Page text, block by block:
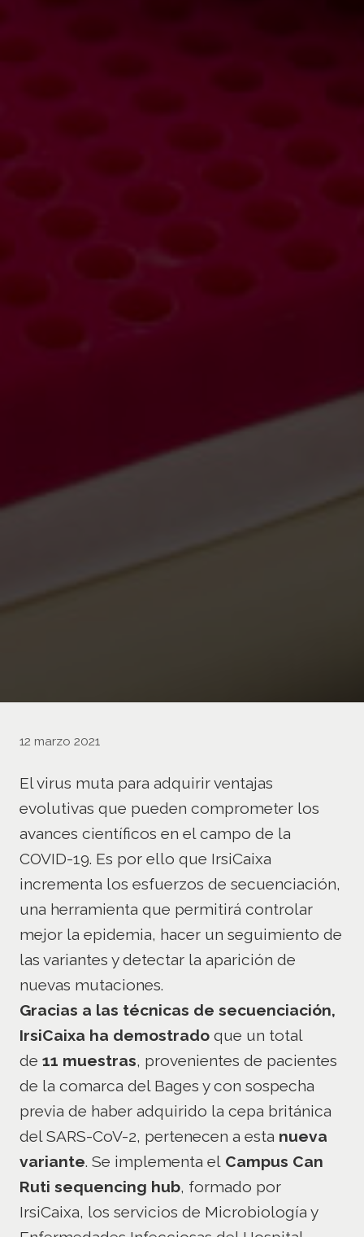
12 marzo 2021
El virus muta para adquirir ventajas
evolutivas que pueden comprometer los
avances científicos en el campo de la
COVID-19. Es por ello que IrsiCaixa
incrementa los esfuerzos de secuenciación,
una herramienta que permitirá controlar
mejor la epidemia, hacer un seguimiento de
las variantes y detectar la aparición de
nuevas mutaciones.
Gracias a las técnicas de secuenciación,
IrsiCaixa ha demostrado que un total
de 11 muestras, provenientes de pacientes
de la comarca del Bages y con sospecha
previa de haber adquirido la cepa británica
del SARS-CoV-2, pertenecen a esta nueva
variante. Se implementa el Campus Can
Ruti sequencing hub, formado por
IrsiCaixa, los servicios de Microbiología y